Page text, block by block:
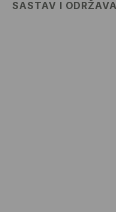
SASTAV I